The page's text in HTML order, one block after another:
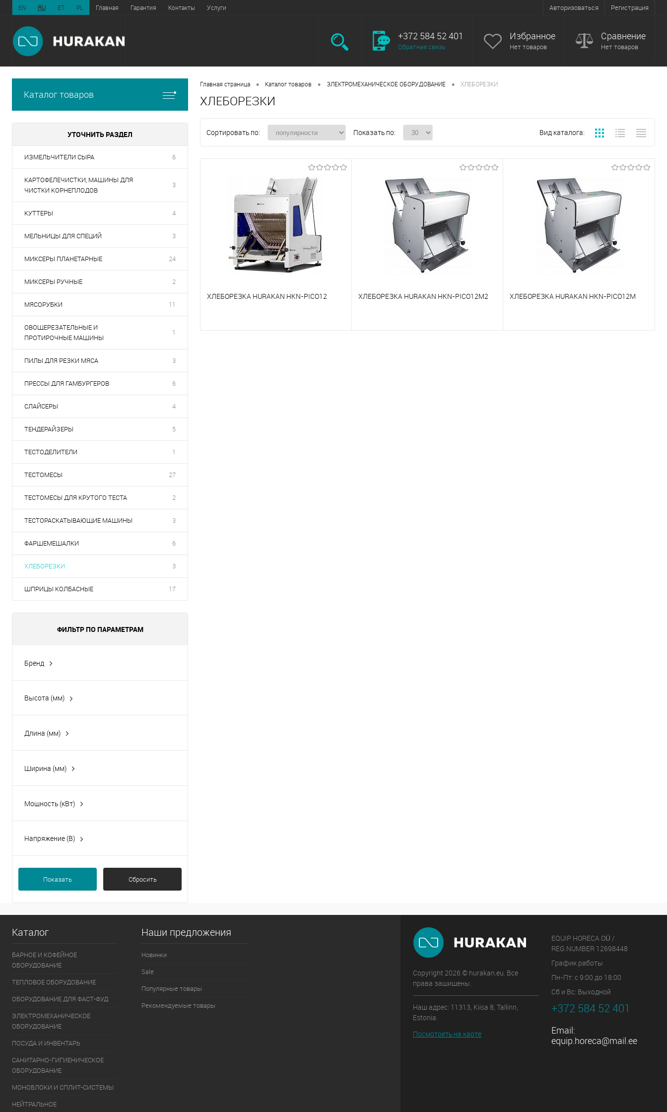
EN RU ET PL Главная Гарантия Контакты Услуги Авторизоваться Регистрация
+372 584 52 401
Обратная связь
Избранное
Нет товаров
Сравнение
Нет товаров
Каталог товаров
УТОЧНИТЬ РАЗДЕЛ
ИЗМЕЛЬЧИТЕЛИ СЫРА 6
КАРТОФЕЛЕЧИСТКИ, МАШИНЫ ДЛЯ
ЧИСТКИ КОРНЕПЛОДОВ
3
КУТТЕРЫ 4
МЕЛЬНИЦЫ ДЛЯ СПЕЦИЙ 3
МИКСЕРЫ ПЛАНЕТАРНЫЕ 24
МИКСЕРЫ РУЧНЫЕ 2
МЯСОРУБКИ 11
ОВОЩЕРЕЗАТЕЛЬНЫЕ И
ПРОТИРОЧНЫЕ МАШИНЫ
1
ПИЛЫ ДЛЯ РЕЗКИ МЯСА 3
ПРЕССЫ ДЛЯ ГАМБУРГЕРОВ 6
СЛАЙСЕРЫ 4
ТЕНДЕРАЙЗЕРЫ 5
ТЕСТОДЕЛИТЕЛИ 1
ТЕСТОМЕСЫ 27
ТЕСТОМЕСЫ ДЛЯ КРУТОГО ТЕСТА 2
ТЕСТОРАСКАТЫВАЮЩИЕ МАШИНЫ 3
ФАРШЕМЕШАЛКИ 6
ХЛЕБОРЕЗКИ 3
ШПРИЦЫ КОЛБАСНЫЕ 17
ФИЛЬТР ПО ПАРАМЕТРАМ
Бренд
Высота (мм)
Длина (мм)
Ширина (мм)
Мощность (кВт)
Напряжение (В)
Показать Сбросить
Главная страница • Каталог товаров • ЭЛЕКТРОМЕХАНИЧЕСКОЕ ОБОРУДОВАНИЕ • ХЛЕБОРЕЗКИ
ХЛЕБОРЕЗКИ
Сортировать по: Показать по: Вид каталога:
ХЛЕБОРЕЗКА HURAKAN HKN-PICO12 ХЛЕБОРЕЗКА HURAKAN HKN-PICO12M2 ХЛЕБОРЕЗКА HURAKAN HKN-PICO12M
Каталог
БАРНОЕ И КОФЕЙНОЕ
ОБОРУДОВАНИЕ
ТЕПЛОВОЕ ОБОРУДОВАНИЕ
ОБОРУДОВАНИЕ ДЛЯ ФАСТ-ФУД
ЭЛЕКТРОМЕХАНИЧЕСКОЕ
ОБОРУДОВАНИЕ
ПОСУДА И ИНВЕНТАРЬ
САНИТАРНО-ГИГИЕНИЧЕСКОЕ
ОБОРУДОВАНИЕ
МОНОБЛОКИ И СПЛИТ-СИСТЕМЫ
НЕЙТРАЛЬНОЕ
Наши предложения
Новинки
Sale
Популярные товары
Рекомендуемые товары
Copyright 2026 © hurakan.eu. Все
права защищены.
Наш адрес: 11313, Kiisa 8, Tallinn,
Estonia.
Посмотреть на карте
EQUIP HORECA OÜ /
REG.NUMBER 12698448
График работы
Пн-Пт: с 9:00 до 18:00
Сб и Вс: Выходной
+372 584 52 401
Email:
equip.horeca@mail.ee